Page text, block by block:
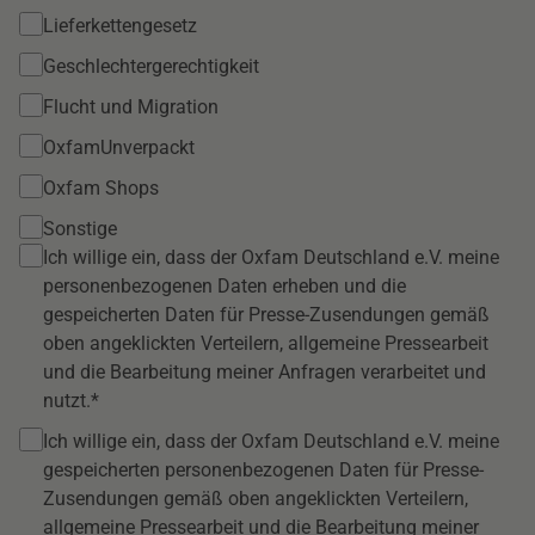
Lieferkettengesetz
Geschlechtergerechtigkeit
Flucht und Migration
OxfamUnverpackt
Oxfam Shops
Sonstige
Ich willige ein, dass der Oxfam Deutschland e.V. meine
personenbezogenen Daten erheben und die
gespeicherten Daten für Presse-Zusendungen gemäß
oben angeklickten Verteilern, allgemeine Pressearbeit
und die Bearbeitung meiner Anfragen verarbeitet und
nutzt.
Ich willige ein, dass der Oxfam Deutschland e.V. meine
gespeicherten personenbezogenen Daten für Presse-
Zusendungen gemäß oben angeklickten Verteilern,
allgemeine Pressearbeit und die Bearbeitung meiner